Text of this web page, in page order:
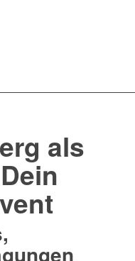
als